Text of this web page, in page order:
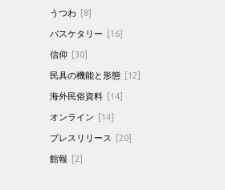
うつわ [8]
バスケタリー [16]
信仰 [30]
民具の機能と形態 [12]
海外民俗資料 [14]
オンライン [14]
プレスリリース [20]
館報 [2]